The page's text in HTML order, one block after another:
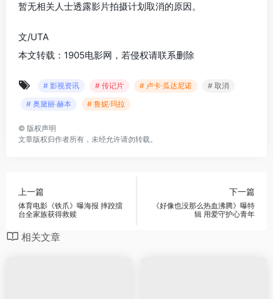
暂无相关人士透露影片拍摄计划取消的原因。
文/UTA
本文转载：1905电影网，若侵权请联系删除
# 影视资讯 # 传记片 # 卢卡·瓜达尼诺
# 取消
# 奥黛丽·赫本
# 鲁妮·玛拉
© 版权声明
文章版权归作者所有，未经允许请勿转载。
上一篇
体育电影《铁爪》曝海报 摔跤擂
台全家族获得救赎
下一篇
《好像也没那么热血沸腾》曝特
辑 用爱守护心青年
相关文章